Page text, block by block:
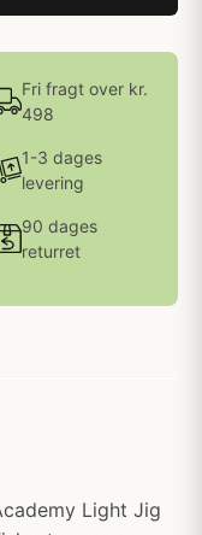
Fri fragt over kr.
498
1-3 dages
levering
90 dages
returret
Light Jig